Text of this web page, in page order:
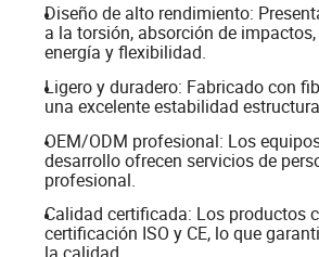
Diseño de alto rendimiento:
a la torsión, absorción de
energía y flexibilidad.
Ligero y duradero: Fabricado con
una excelente estabilidad
OEM/ODM profesional: Los
desarrollo ofrecen servicios de
profesional.
Calidad certificada: Los productos
certificación ISO y CE, lo que